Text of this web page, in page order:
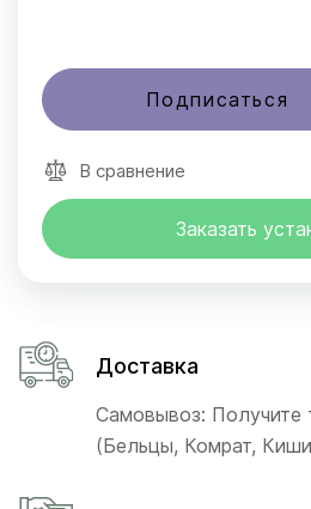
Подписаться
В сравнение
Заказать
Доставка
Самовывоз: Получите
(Бельцы, Комрат,